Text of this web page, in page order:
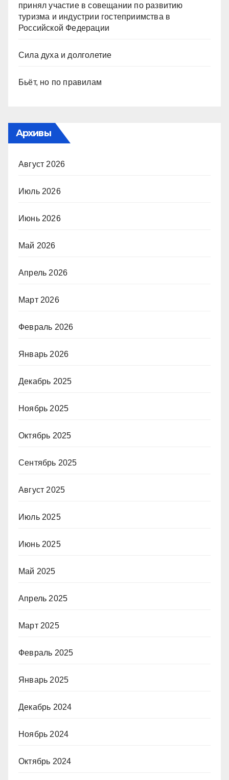
принял участие в совещании по развитию
туризма и индустрии гостеприимства в
Российской Федерации
Сила духа и долголетие
Бьёт, но по правилам
Архивы
Август 2026
Июль 2026
Июнь 2026
Май 2026
Апрель 2026
Март 2026
Февраль 2026
Январь 2026
Декабрь 2025
Ноябрь 2025
Октябрь 2025
Сентябрь 2025
Август 2025
Июль 2025
Июнь 2025
Май 2025
Апрель 2025
Март 2025
Февраль 2025
Январь 2025
Декабрь 2024
Ноябрь 2024
Октябрь 2024